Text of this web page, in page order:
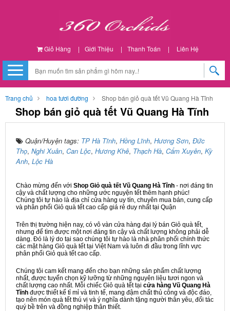
Giỏ Hàng | Giới Thiệu | Thanh Toán | Liên Hệ
Trang chủ hoa tươi đường Shop bán giỏ quà tết Vũ Quang Hà Tĩnh
Shop bán giỏ quà tết Vũ Quang Hà Tĩnh
Quận/Huyện tags: TP Hà Tĩnh, Hồng Lĩnh, Hương Sơn, Đức
Thọ, Nghi Xuân, Can Lộc, Hương Khê, Thạch Hà, Cẩm Xuyên, Kỳ
Anh, Lộc Hà
Chào mừng đến với Shop Giỏ quà tết Vũ Quang Hà Tĩnh - nơi đáng tin
cậy và chất lượng cho những ước nguyện tết thêm hạnh phúc!
Chúng tôi tự hào là địa chỉ cửa hàng uy tín, chuyên mua bán, cung cấp
và phân phối Giỏ quà tết cao cấp giá rẻ duy nhất tại Quận
Trên thị trường hiện nay, có vô vàn cửa hàng đại lý bán Giỏ quà tết,
nhưng để tìm được một nơi đáng tin cậy và chất lượng không phải dễ
dàng. Đó là lý do tại sao chúng tôi tự hào là nhà phân phối chính thức
các mặt hàng Giỏ quà tết tại Việt Nam và luôn đi đầu trong lĩnh vực
phân phối Giỏ quà tết cao cấp.
Chúng tôi cam kết mang đến cho bạn những sản phẩm chất lượng
nhất, được tuyển chọn kỹ lưỡng từ những nguyên liệu tươi ngon và
chất lượng cao nhất. Mỗi chiếc Giỏ quà tết tại cửa hàng Vũ Quang Hà
Tĩnh được thiết kế tỉ mỉ và tinh tế, mang đậm chất thủ công và độc đáo,
tạo nên món quà tết thú vị và ý nghĩa dành tặng người thân yêu, đối tác
quý bề trên và đồng nghiệp thân thiết.